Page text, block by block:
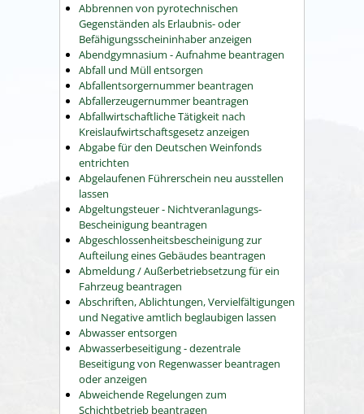
Abbrennen von pyrotechnischen
Gegenständen als Erlaubnis- oder
Befähigungsscheininhaber anzeigen
Abendgymnasium - Aufnahme beantragen
Abfall und Müll entsorgen
Abfallentsorgernummer beantragen
Abfallerzeugernummer beantragen
Abfallwirtschaftliche Tätigkeit nach
Kreislaufwirtschaftsgesetz anzeigen
Abgabe für den Deutschen Weinfonds
entrichten
Abgelaufenen Führerschein neu ausstellen
lassen
Abgeltungsteuer - Nichtveranlagungs-
Bescheinigung beantragen
Abgeschlossenheitsbescheinigung zur
Aufteilung eines Gebäudes beantragen
Abmeldung / Außerbetriebsetzung für ein
Fahrzeug beantragen
Abschriften, Ablichtungen, Vervielfältigungen
und Negative amtlich beglaubigen lassen
Abwasser entsorgen
Abwasserbeseitigung - dezentrale
Beseitigung von Regenwasser beantragen
oder anzeigen
Abweichende Regelungen zum
Schichtbetrieb beantragen